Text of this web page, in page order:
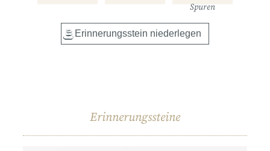
Spuren
Erinnerungssteine